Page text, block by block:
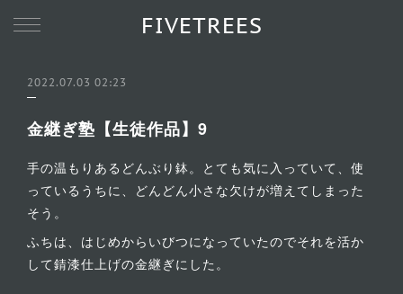
FIVETREES
2022.07.03 02:23
金継ぎ塾【生徒作品】9
手の温もりあるどんぶり鉢。とても気に入っていて、使
っているうちに、どんどん小さな欠けが増えてしまった
そう。
ふちは、はじめからいびつになっていたのでそれを活か
して錆漆仕上げの金継ぎにした。